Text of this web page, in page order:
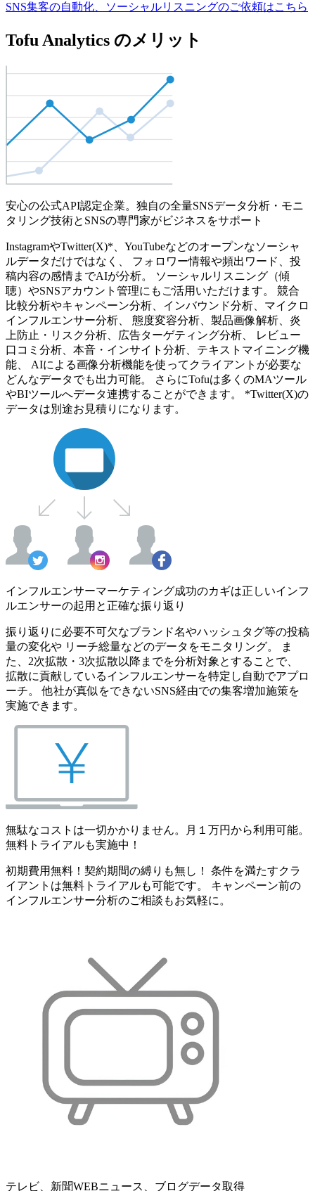
SNS集客の自動化、ソーシャルリスニングのご依頼はこちら
Tofu Analytics のメリット
安心の公式API認定企業。独自の全量SNSデータ分析・モニ
タリング技術とSNSの専門家がビジネスをサポート
InstagramやTwitter(X)*、YouTubeなどのオープンなソーシャ
ルデータだけではなく、 フォロワー情報や頻出ワード、投
稿内容の感情までAIが分析。 ソーシャルリスニング（傾
聴）やSNSアカウント管理にもご活用いただけます。 競合
比較分析やキャンペーン分析、インバウンド分析、マイクロ
インフルエンサー分析、 態度変容分析、製品画像解析、炎
上防止・リスク分析、広告ターゲティング分析、 レビュー
口コミ分析、本音・インサイト分析、テキストマイニング機
能、 AIによる画像分析機能を使ってクライアントが必要な
どんなデータでも出力可能。 さらにTofuは多くのMAツール
やBIツールへデータ連携することができます。 *Twitter(X)の
データは別途お見積りになります。
インフルエンサーマーケティング成功のカギは正しいインフ
ルエンサーの起用と正確な振り返り
振り返りに必要不可欠なブランド名やハッシュタグ等の投稿
量の変化や リーチ総量などのデータをモニタリング。 ま
た、2次拡散・3次拡散以降までを分析対象とすることで、
拡散に貢献しているインフルエンサーを特定し自動でアプロ
ーチ。 他社が真似をできないSNS経由での集客増加施策を
実施できます。
無駄なコストは一切かかりません。月１万円から利用可能。
無料トライアルも実施中！
初期費用無料！契約期間の縛りも無し！ 条件を満たすクラ
イアントは無料トライアルも可能です。 キャンペーン前の
インフルエンサー分析のご相談もお気軽に。
テレビ、新聞WEBニュース、ブログデータ取得